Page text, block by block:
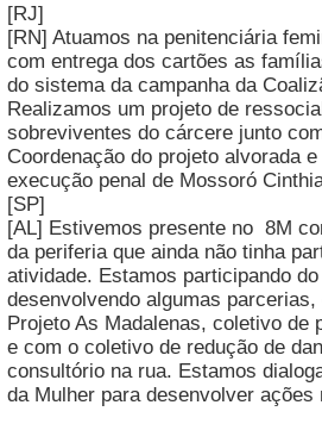
[RJ]
[RN] Atuamos na penitenciária
com entrega dos cartões as
do sistema da campanha da
Realizamos um projeto de
sobreviventes do cárcere junto
Coordenação do projeto alvorada
execução penal de Mossoró
[SP]
[AL] Estivemos presente no 8M
da periferia que ainda não tinha
atividade. Estamos participando
desenvolvendo algumas
Projeto As Madalenas, coletivo de
e com o coletivo de redução de
consultório na rua. Estamos
da Mulher para desenvolver ações